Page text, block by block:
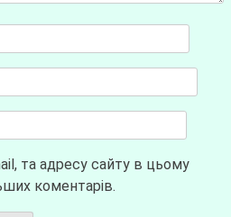
та адресу сайту в цьому
коментарів.